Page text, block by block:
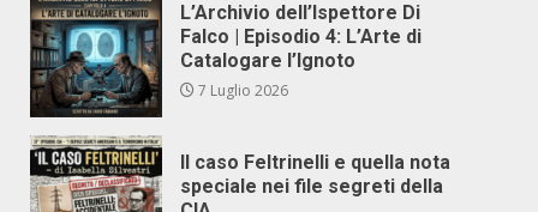
L’Archivio dell’Ispettore Di
Falco | Episodio 4: L’Arte di
Catalogare l’Ignoto
7 Luglio 2026
Il caso Feltrinelli e quella nota
speciale nei file segreti della